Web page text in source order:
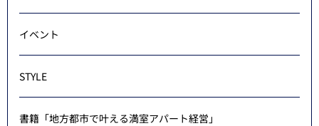
イベント
STYLE
書籍「地方都市で叶える満室アパート経営」